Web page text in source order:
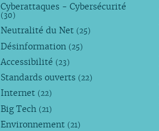
Cyberattaques - Cybersécurité
(30)
Neutralité du Net (25)
Désinformation (25)
Accessibilité (23)
Standards ouverts (22)
Internet (22)
Big Tech (21)
Environnement (21)